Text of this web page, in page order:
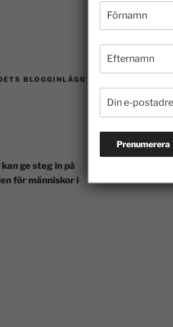
BLOGGINLÄGG 2006-2014
ge steg in på
för människor i